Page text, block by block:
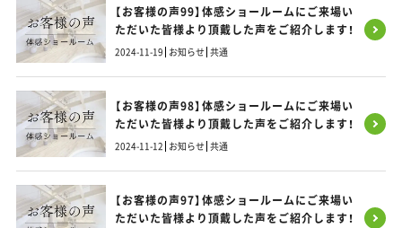
【お客様の声99】体感ショールームにご来場い
ただいた皆様より頂戴した声をご紹介します！
2024-11-19 お知らせ 共通
【お客様の声98】体感ショールームにご来場い
ただいた皆様より頂戴した声をご紹介します！
2024-11-12 お知らせ 共通
【お客様の声97】体感ショールームにご来場い
ただいた皆様より頂戴した声をご紹介します！